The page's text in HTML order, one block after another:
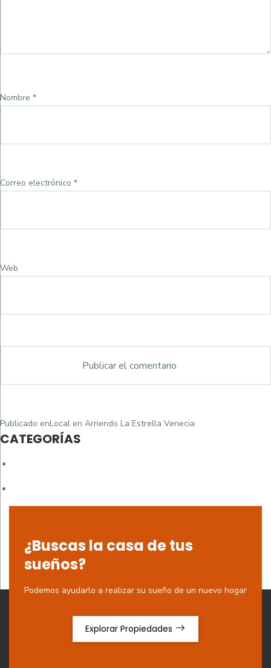
Nombre *
Correo electrónico *
Web
Navegación
de
Publicado enLocal en Arriendo La Estrella Venecia
CATEGORÍAS
¿Buscas la casa de tus
sueños?
Podemos ayudarlo a realizar su sueño de un nuevo hogar
Explorar Propiedades